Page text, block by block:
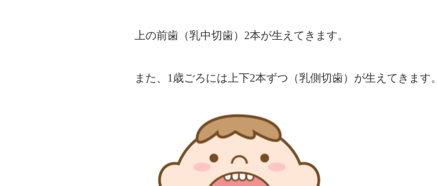
上の前歯（乳中切歯）2本が生えてきます。
また、1歳ごろには上下2本ずつ（乳側切歯）が生えてきます。